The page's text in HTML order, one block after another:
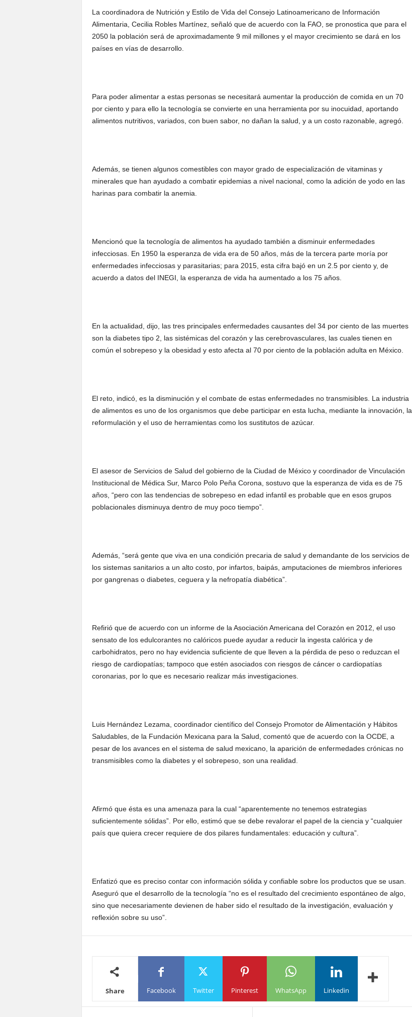
La coordinadora de Nutrición y Estilo de Vida del Consejo Latinoamericano de Información
Alimentaria, Cecilia Robles Martínez, señaló que de acuerdo con la FAO, se pronostica que para el
2050 la población será de aproximadamente 9 mil millones y el mayor crecimiento se dará en los
países en vías de desarrollo.
Para poder alimentar a estas personas se necesitará aumentar la producción de comida en un 70
por ciento y para ello la tecnología se convierte en una herramienta por su inocuidad, aportando
alimentos nutritivos, variados, con buen sabor, no dañan la salud, y a un costo razonable, agregó.
Además, se tienen algunos comestibles con mayor grado de especialización de vitaminas y
minerales que han ayudado a combatir epidemias a nivel nacional, como la adición de yodo en las
harinas para combatir la anemia.
Mencionó que la tecnología de alimentos ha ayudado también a disminuir enfermedades
infecciosas. En 1950 la esperanza de vida era de 50 años, más de la tercera parte moría por
enfermedades infecciosas y parasitarias; para 2015, esta cifra bajó en un 2.5 por ciento y, de
acuerdo a datos del INEGI, la esperanza de vida ha aumentado a los 75 años.
En la actualidad, dijo, las tres principales enfermedades causantes del 34 por ciento de las muertes
son la diabetes tipo 2, las sistémicas del corazón y las cerebrovasculares, las cuales tienen en
común el sobrepeso y la obesidad y esto afecta al 70 por ciento de la población adulta en México.
El reto, indicó, es la disminución y el combate de estas enfermedades no transmisibles. La industria
de alimentos es uno de los organismos que debe participar en esta lucha, mediante la innovación, la
reformulación y el uso de herramientas como los sustitutos de azúcar.
El asesor de Servicios de Salud del gobierno de la Ciudad de México y coordinador de Vinculación
Institucional de Médica Sur, Marco Polo Peña Corona, sostuvo que la esperanza de vida es de 75
años, “pero con las tendencias de sobrepeso en edad infantil es probable que en esos grupos
poblacionales disminuya dentro de muy poco tiempo”.
Además, “será gente que viva en una condición precaria de salud y demandante de los servicios de
los sistemas sanitarios a un alto costo, por infartos, baipás, amputaciones de miembros inferiores
por gangrenas o diabetes, ceguera y la nefropatía diabética”.
Refirió que de acuerdo con un informe de la Asociación Americana del Corazón en 2012, el uso
sensato de los edulcorantes no calóricos puede ayudar a reducir la ingesta calórica y de
carbohidratos, pero no hay evidencia suficiente de que lleven a la pérdida de peso o reduzcan el
riesgo de cardiopatías; tampoco que estén asociados con riesgos de cáncer o cardiopatías
coronarias, por lo que es necesario realizar más investigaciones.
Luis Hernández Lezama, coordinador científico del Consejo Promotor de Alimentación y Hábitos
Saludables, de la Fundación Mexicana para la Salud, comentó que de acuerdo con la OCDE, a
pesar de los avances en el sistema de salud mexicano, la aparición de enfermedades crónicas no
transmisibles como la diabetes y el sobrepeso, son una realidad.
Afirmó que ésta es una amenaza para la cual “aparentemente no tenemos estrategias
suficientemente sólidas”. Por ello, estimó que se debe revalorar el papel de la ciencia y “cualquier
país que quiera crecer requiere de dos pilares fundamentales: educación y cultura”.
Enfatizó que es preciso contar con información sólida y confiable sobre los productos que se usan.
Aseguró que el desarrollo de la tecnología “no es el resultado del crecimiento espontáneo de algo,
sino que necesariamente devienen de haber sido el resultado de la investigación, evaluación y
reflexión sobre su uso”.
Share Facebook Twitter Pinterest WhatsApp Linkedin